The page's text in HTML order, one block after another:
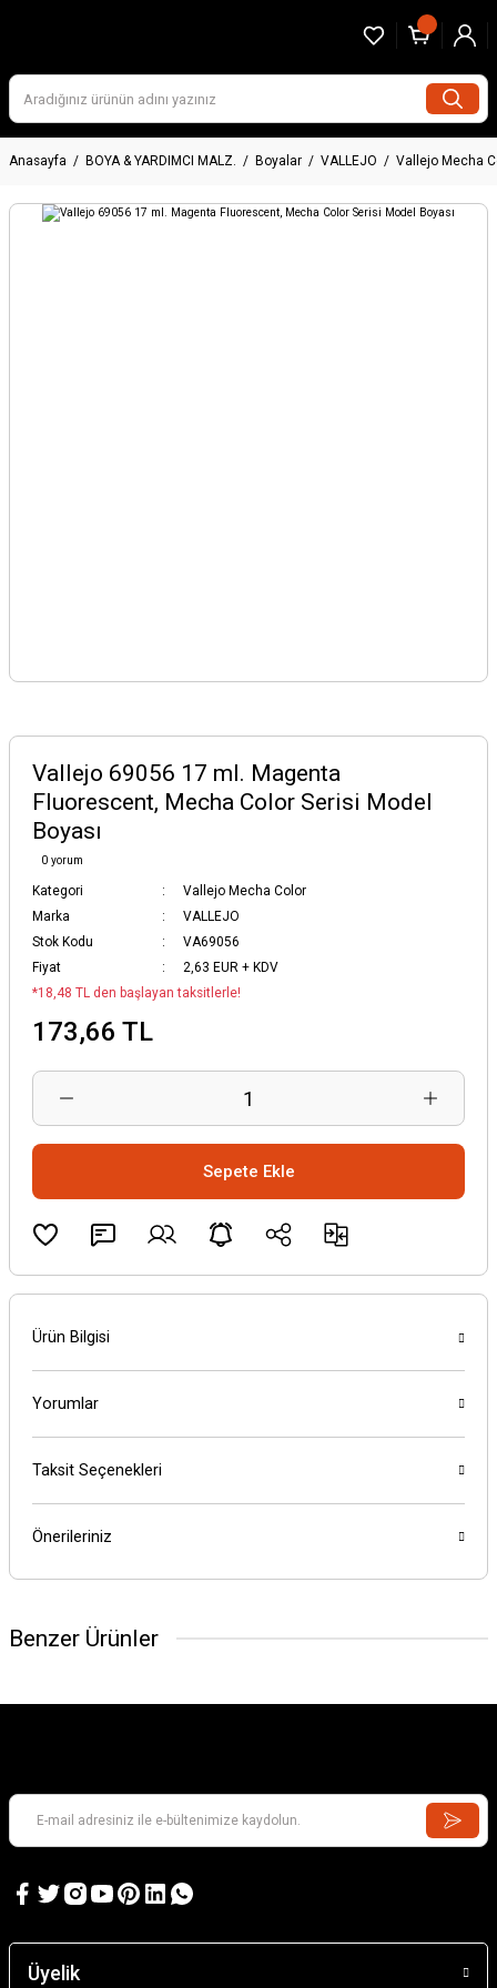
Anasayfa BOYA & YARDIMCI MALZ. Boyalar VALLEJO Vallejo Mecha
Vallejo 69056 17 ml. Magenta
Fluorescent, Mecha Color Serisi Model
Boyası
0 yorum
Kategori
Vallejo Mecha Color
Marka
VALLEJO
Stok Kodu
VA69056
Fiyat
2,63 EUR + KDV
*18,48 TL den başlayan taksitlerle!
173,66 TL
Sepete Ekle
Ürün Bilgisi
Yorumlar
Taksit Seçenekleri
Önerileriniz
Benzer Ürünler
Üyelik